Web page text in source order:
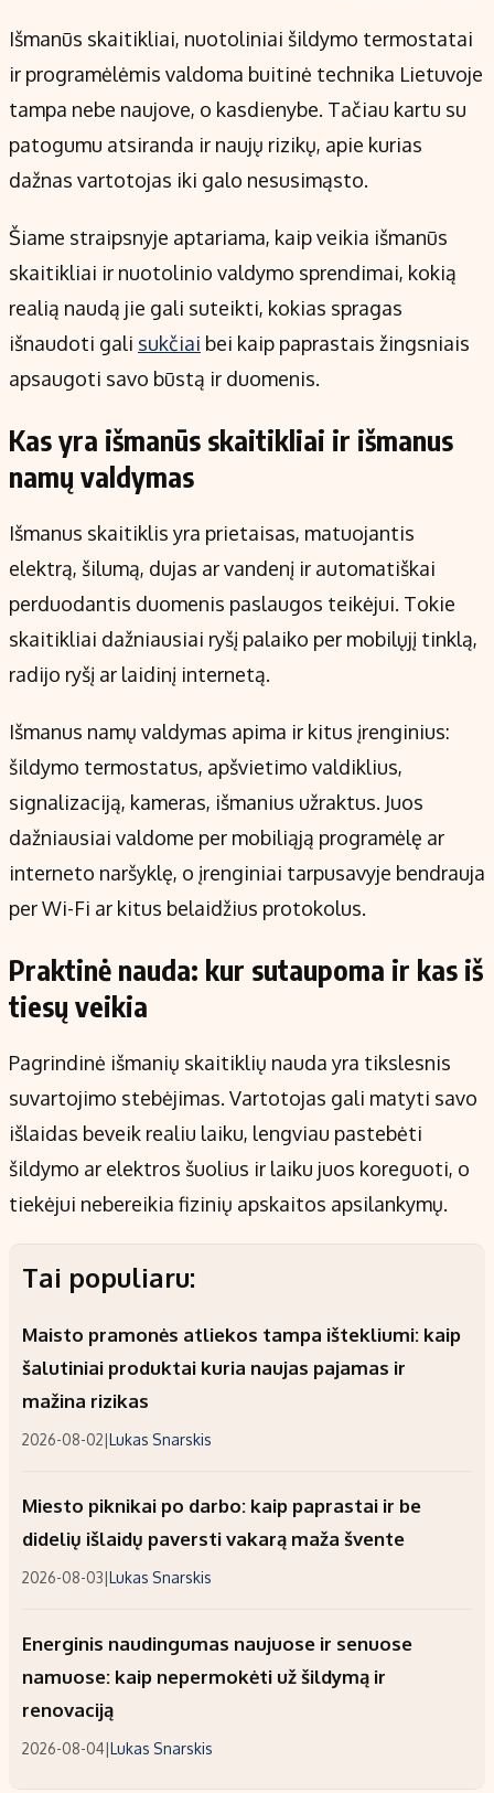
Turinio žymėjimo taisyklės
Kontaktai
Regionų naujienos
Indėlių palūkanos
Išmanūs skaitikliai, nuotoliniai šildymo termostatai
ir programėlėmis valdoma buitinė technika Lietuvoje
tampa nebe naujove, o kasdienybe. Tačiau kartu su
patogumu atsiranda ir naujų rizikų, apie kurias
dažnas vartotojas iki galo nesusimąsto.
Šiame straipsnyje aptariama, kaip veikia išmanūs
skaitikliai ir nuotolinio valdymo sprendimai, kokią
realią naudą jie gali suteikti, kokias spragas
išnaudoti gali sukčiai bei kaip paprastais žingsniais
apsaugoti savo būstą ir duomenis.
Kas yra išmanūs skaitikliai ir išmanus
namų valdymas
Išmanus skaitiklis yra prietaisas, matuojantis
elektrą, šilumą, dujas ar vandenį ir automatiškai
perduodantis duomenis paslaugos teikėjui. Tokie
skaitikliai dažniausiai ryšį palaiko per mobilųjį tinklą,
radijo ryšį ar laidinį internetą.
Išmanus namų valdymas apima ir kitus įrenginius:
šildymo termostatus, apšvietimo valdiklius,
signalizaciją, kameras, išmanius užraktus. Juos
dažniausiai valdome per mobiliąją programėlę ar
interneto naršyklę, o įrenginiai tarpusavyje bendrauja
per Wi-Fi ar kitus belaidžius protokolus.
Praktinė nauda: kur sutaupoma ir kas iš
tiesų veikia
Pagrindinė išmanių skaitiklių nauda yra tikslesnis
suvartojimo stebėjimas. Vartotojas gali matyti savo
išlaidas beveik realiu laiku, lengviau pastebėti
šildymo ar elektros šuolius ir laiku juos koreguoti, o
tiekėjui nebereikia fizinių apskaitos apsilankymų.
Tai populiaru:
Maisto pramonės atliekos tampa ištekliumi: kaip
šalutiniai produktai kuria naujas pajamas ir
mažina rizikas
2026-08-02|Lukas Snarskis
Miesto piknikai po darbo: kaip paprastai ir be
didelių išlaidų paversti vakarą maža švente
2026-08-03|Lukas Snarskis
Energinis naudingumas naujuose ir senuose
namuose: kaip nepermokėti už šildymą ir
renovaciją
2026-08-04|Lukas Snarskis